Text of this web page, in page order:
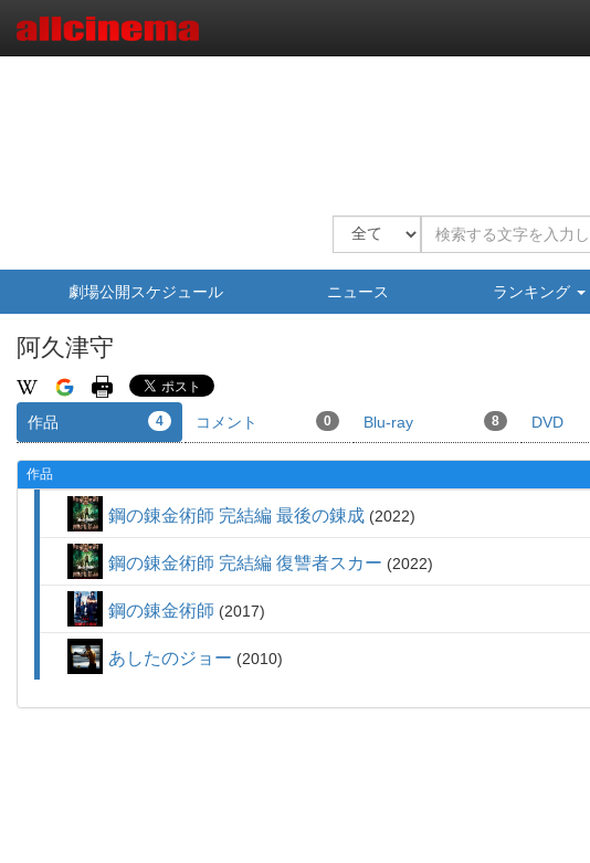
劇場公開スケジュール ニュース ランキング
阿久津守
作品 4 コメント 0 Blu-ray 8 DVD
作品
鋼の錬金術師 完結編 最後の錬成 2022
鋼の錬金術師 完結編 復讐者スカー 2022
鋼の錬金術師 2017
あしたのジョー 2010